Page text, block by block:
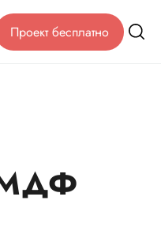
Проект бесплатно